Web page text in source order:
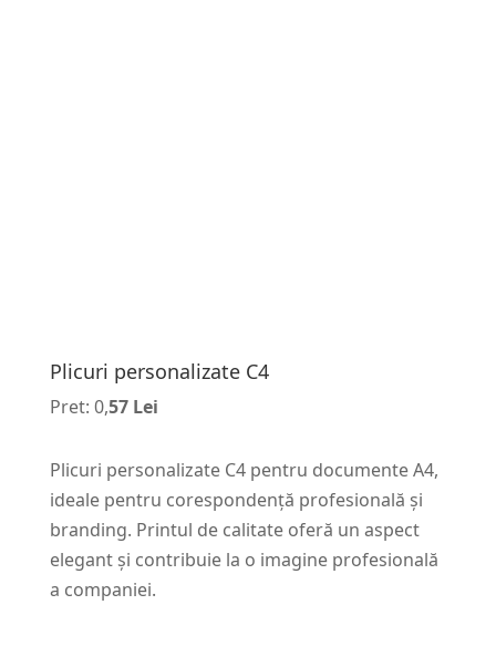
Plicuri personalizate C4
Pret: 0,57 Lei
Plicuri personalizate C4 pentru documente A4,
ideale pentru corespondență profesională și
branding. Printul de calitate oferă un aspect
elegant și contribuie la o imagine profesională
a companiei.